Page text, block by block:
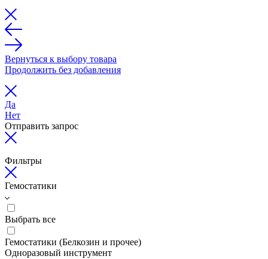
Вернуться к выбору товара
Продолжить без добавления
Да
Нет
Отправить запрос
Фильтры
Гемостатики
Выбрать все
Гемостатики (Белкозин и прочее)
Одноразовый инструмент